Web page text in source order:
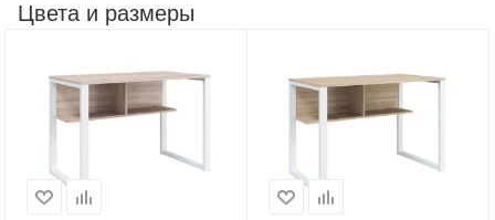
Цвета и размеры